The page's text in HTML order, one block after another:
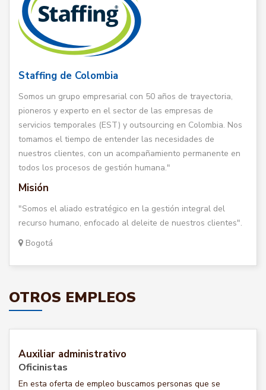
Staffing de Colombia
Somos un grupo empresarial con 50 años de trayectoria,
pioneros y experto en el sector de las empresas de
servicios temporales (EST) y outsourcing en Colombia. Nos
tomamos el tiempo de entender las necesidades de
nuestros clientes, con un acompañamiento permanente en
todos los procesos de gestión humana."
Misión
"Somos el aliado estratégico en la gestión integral del
recurso humano, enfocado al deleite de nuestros clientes".
Bogotá
OTROS EMPLEOS
Auxiliar administrativo
Oficinistas
En esta oferta de empleo buscamos personas que se